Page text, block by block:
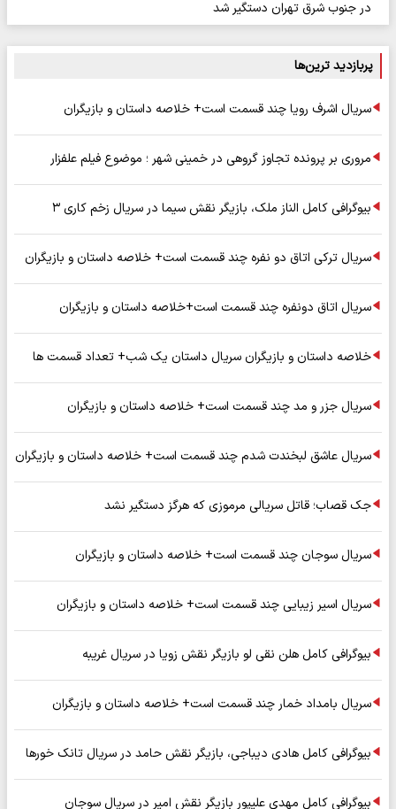
در جنوب شرق تهران دستگیر شد
پربازدید ترین‌ها
سریال اشرف رویا چند قسمت است+ خلاصه داستان و بازیگران
مروری بر پرونده تجاوز گروهی در خمینی شهر ؛ موضوع فیلم علفزار
بیوگرافی کامل الناز ملک، بازیگر نقش سیما در سریال زخم کاری ۳
سریال ترکی اتاق دو نفره چند قسمت است+ خلاصه داستان و بازیگران
سریال اتاق دونفره چند قسمت است+خلاصه داستان و بازیگران
خلاصه داستان و بازیگران سریال داستان یک شب+ تعداد قسمت ها
سریال جزر و مد چند قسمت است+ خلاصه داستان و بازیگران
سریال عاشق لبخندت شدم چند قسمت است+ خلاصه داستان و بازیگران
جک قصاب؛ قاتل سریالی مرموزی که هرگز دستگیر نشد
سریال سوجان چند قسمت است+ خلاصه داستان و بازیگران
سریال اسیر زیبایی چند قسمت است+ خلاصه داستان و بازیگران
بیوگرافی کامل هلن نقی لو بازیگر نقش زویا در سریال غریبه
سریال بامداد خمار چند قسمت است+ خلاصه داستان و بازیگران
بیوگرافی کامل هادی دیباجی، بازیگر نقش حامد در سریال تانک خورها
بیوگرافی کامل مهدی علیپور بازیگر نقش امیر در سریال سوجان